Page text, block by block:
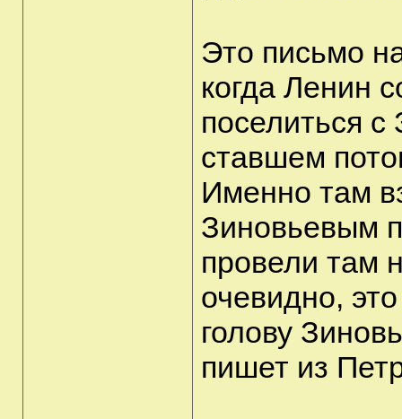
Это письмо
когда Ленин
поселиться
ставшем
Именно там
Зиновьевым
провели там
очевидно,
голову
пишет из